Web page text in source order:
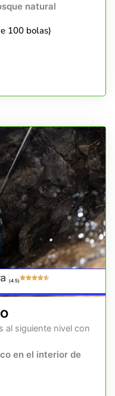
natural
100 bolas)
(4.5)
al siguiente nivel con
en el interior de